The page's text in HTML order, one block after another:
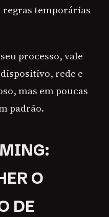
regras temporárias
processo, vale
rede e
mas em poucas
padrão.
O
DE